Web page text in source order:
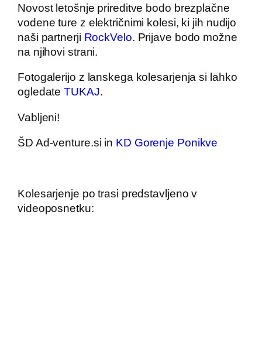
Novost letošnje prireditve bodo brezplačne
vodene ture z električnimi kolesi, ki jih nudijo
naši partnerji RockVelo. Prijave bodo možne
na njihovi strani.
Fotogalerijo z lanskega kolesarjenja si lahko
ogledateTUKAJ.
Vabljeni!
ŠD Ad-venture.si in KD Gorenje Ponikve
Kolesarjenje po trasi predstavljeno v
videoposnetku: